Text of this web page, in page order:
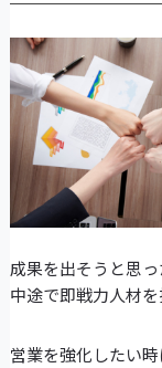
成果を出そうと思
中途で即戦力人材を
営業を強化したい